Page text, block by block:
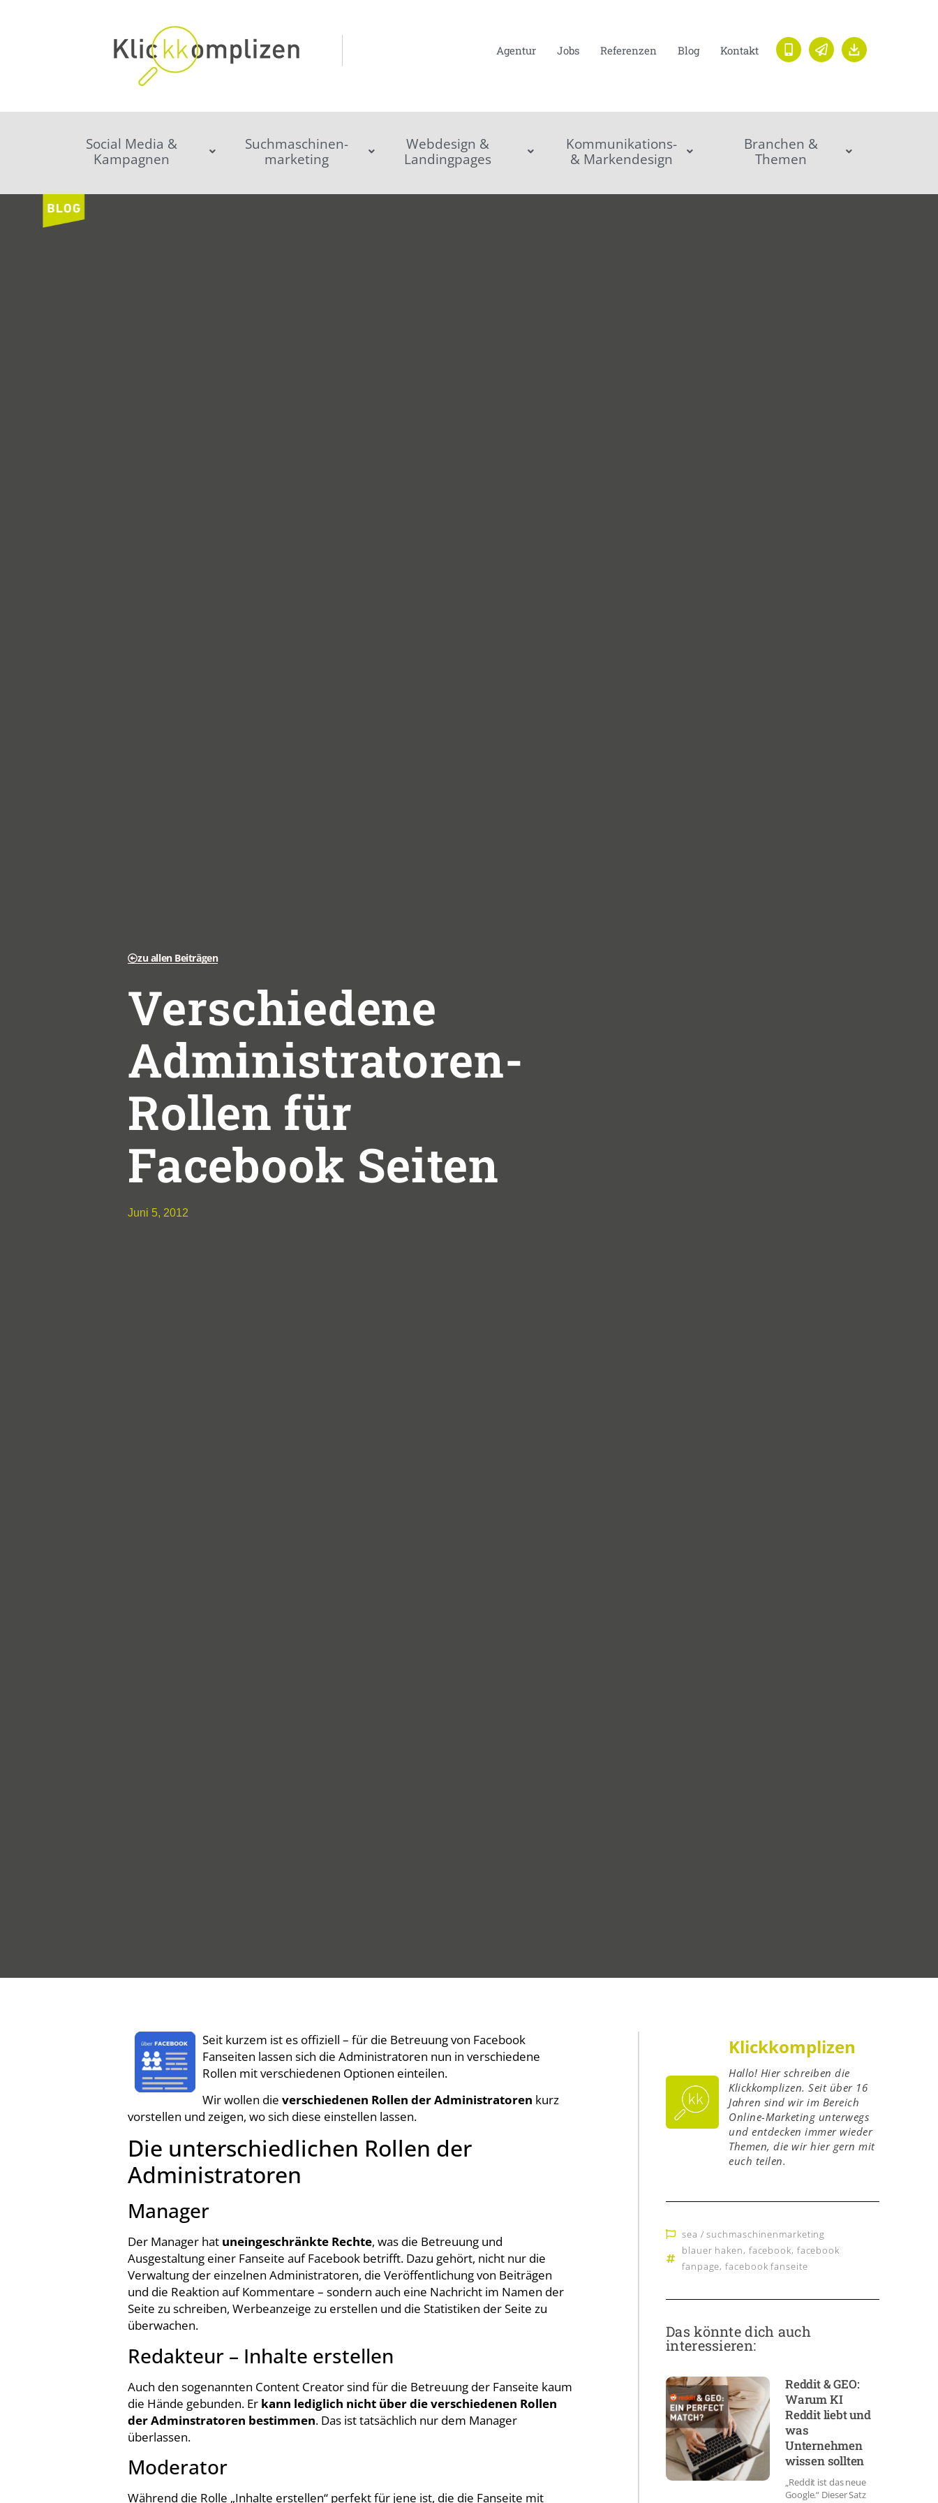
Agentur Jobs Referenzen Blog Kontakt
Social Media &
Kampagnen
Suchmaschinen-
marketing
Webdesign &
Landingpages
Kommunikations-
& Markendesign
Branchen &
Themen
zu allen Beiträgen
Verschiedene
Administratoren-
Rollen für
Facebook Seiten
Juni 5, 2012
Seit kurzem ist es offiziell – für die Betreuung von Facebook
Fanseiten lassen sich die Administratoren nun in verschiedene
Rollen mit verschiedenen Optionen einteilen.
Wir wollen dieverschiedenen Rollen der Administratoren kurz
vorstellen und zeigen, wo sich diese einstellen lassen.
Die unterschiedlichen Rollen der
Administratoren
Manager
Der Manager hat uneingeschränkte Rechte, was die Betreuung und
Ausgestaltung einer Fanseite auf Facebook betrifft. Dazu gehört, nicht nur die
Verwaltung der einzelnen Administratoren, die Veröffentlichung von Beiträgen
und die Reaktion auf Kommentare – sondern auch eine Nachricht im Namen der
Seite zu schreiben, Werbeanzeige zu erstellen und die Statistiken der Seite zu
überwachen.
Redakteur – Inhalte erstellen
Auch den sogenannten Content Creator sind für die Betreuung der Fanseite kaum
die Hände gebunden. Er kann lediglich nicht über die verschiedenen Rollen
der Adminstratoren bestimmen. Das ist tatsächlich nur dem Manager
überlassen.
Moderator
Während die Rolle „Inhalte erstellen“ perfekt für jene ist, die die Fanseite mit
Klickkomplizen
Hallo! Hier schreiben die
Klickkomplizen. Seit über 16
Jahren sind wir im Bereich
Online-Marketing unterwegs
und entdecken immer wieder
Themen, die wir hier gern mit
euch teilen.
sea / suchmaschinenmarketing
blauer haken, facebook, facebook
fanpage,facebook fanseite
Das könnte dich auch
interessieren:
Reddit & GEO:
Warum KI
Reddit liebt und
was
Unternehmen
wissen sollten
„Reddit ist das neue
Google.“ Dieser Satz